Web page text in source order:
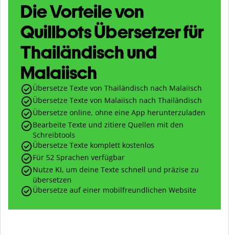
Die Vorteile von
Quillbots Übersetzer für
Thailändisch und
Malaiisch
Übersetze Texte von Thailändisch nach Malaiisch
Übersetze Texte von Malaiisch nach Thailändisch
Übersetze online, ohne eine App herunterzuladen
Bearbeite Texte und zitiere Quellen mit den
Schreibtools
Übersetze Texte komplett kostenlos
Für 52 Sprachen verfügbar
Nutze KI, um deine Texte schnell und präzise zu
übersetzen
Übersetze auf einer mobilfreundlichen Website